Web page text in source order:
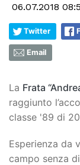
06.07.2018
Twitter
Email
La Frata
raggiunto
classe '89 di
Esperienza da
campo senza